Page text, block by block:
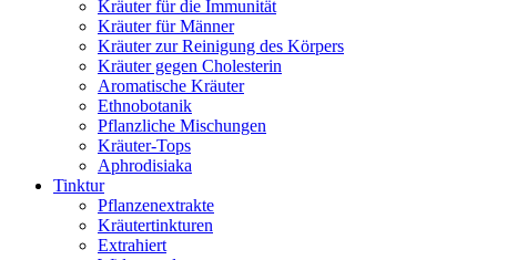
Kräuter für die Immunität
Kräuter für Männer
Kräuter zur Reinigung des Körpers
Kräuter gegen Cholesterin
Aromatische Kräuter
Ethnobotanik
Pflanzliche Mischungen
Kräuter-Tops
Aphrodisiaka
Tinktur
Pflanzenextrakte
Kräutertinkturen
Extrahiert